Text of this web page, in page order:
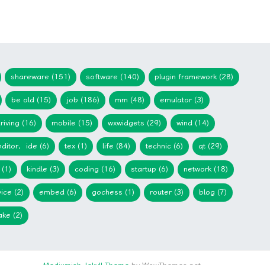
shareware (151) software (140) plugin framework (28)
be old (15) job (186) mm (48) emulator (3)
(16) mobile (15) wxwidgets (29) wind (14)
，ide (6) tex (1) life (84) technic (6) qt (29)
kindle (3) coding (16) startup (6) network (18)
(2) embed (6) gochess (1) router (3) blog (7)
(2)